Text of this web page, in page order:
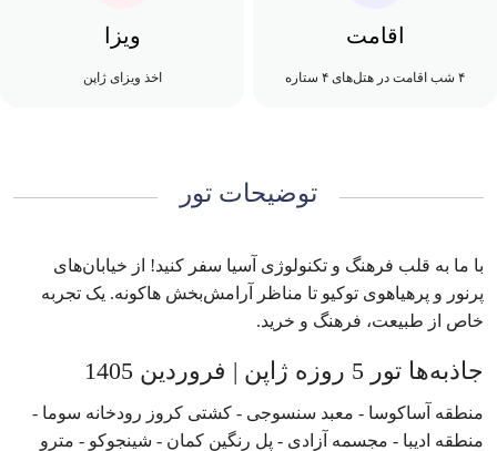
اقامت
۴ شب اقامت در هتل‌های ۴ ستاره
ویزا
اخذ ویزای ژاپن
توضیحات تور
با ما به قلب فرهنگ و تکنولوژی آسیا سفر کنید! از خیابان‌های
پرنور و پرهیاهوی توکیو تا مناظر آرامش‌بخش هاکونه. یک تجربه
خاص از طبیعت، فرهنگ و خرید.
جاذبه‌ها تور 5 روزه ژاپن | فروردین 1405
منطقه آساکوسا - معبد سنسوجی - کشتی کروز رودخانه سوما -
منطقه ادیبا - مجسمه آزادی - پل رنگین کمان - شینجوکو - مترو